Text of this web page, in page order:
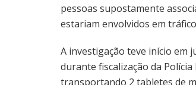
pessoas supostamente
estariam envolvidos em
A investigação teve início em
durante fiscalização da
transportando 2 tabletes de